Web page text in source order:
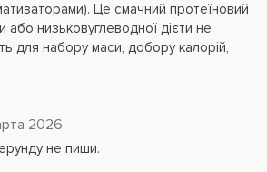
Це смачний протеїновий
низьковуглеводної дієти не
для набору маси, добору калорій,
2026
не пиши.